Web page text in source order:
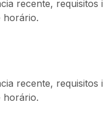
recente,
horário.
recente,
horário.